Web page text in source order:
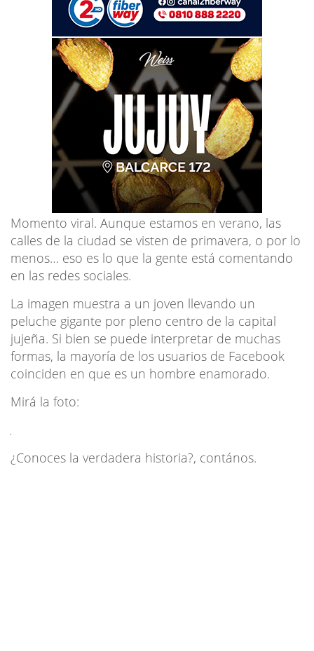
Momento viral. Aunque estamos en verano, las
calles de la ciudad se visten de primavera, o por lo
menos… eso es lo que la gente está comentando
en las redes sociales.
La imagen muestra a un joven llevando un
peluche gigante por pleno centro de la capital
jujeña. Si bien se puede interpretar de muchas
formas, la mayoría de los usuarios de Facebook
coinciden en que es un hombre enamorado.
Mirá la foto:
¿Conoces la verdadera historia?, contános.